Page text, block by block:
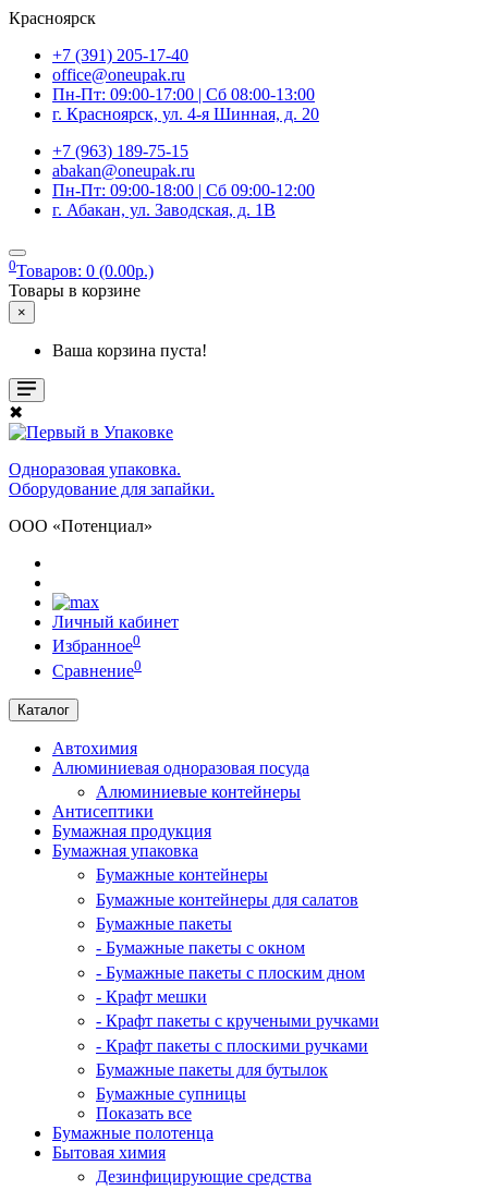
Красноярск
+7 (391) 205-17-40
office@oneupak.ru
Пн-Пт: 09:00-17:00 | Сб 08:00-13:00
г. Красноярск, ул. 4-я Шинная, д. 20
+7 (963) 189-75-15
abakan@oneupak.ru
Пн-Пт: 09:00-18:00 | Сб 09:00-12:00
г. Абакан, ул. Заводская, д. 1В
0Товаров: 0 (0.00р.)
Товары в корзине
×
Ваша корзина пуста!
✖
Одноразовая упаковка.
Оборудование для запайки.
ООО «Потенциал»
Личный кабинет
Избранное0
Сравнение0
Каталог
Автохимия
Алюминиевая одноразовая посуда
Алюминиевые контейнеры
Антисептики
Бумажная продукция
Бумажная упаковка
Бумажные контейнеры
Бумажные контейнеры для салатов
Бумажные пакеты
- Бумажные пакеты с окном
- Бумажные пакеты с плоским дном
- Крафт мешки
- Крафт пакеты с кручеными ручками
- Крафт пакеты с плоскими ручками
Бумажные пакеты для бутылок
Бумажные супницы
Показать все
Бумажные полотенца
Бытовая химия
Дезинфицирующие средства